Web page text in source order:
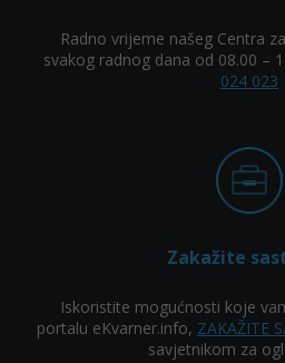
Radno vrijeme našeg Centra
svakog radnog dana od 08.00 –
024 023
Zakažite
Iskoristite mogućnosti koje
portalu eKvarner.info, ZAKAŽITE
savjetnikom za